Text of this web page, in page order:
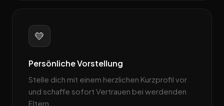
💛
Persönliche Vorstellung
Stelle dich mit einem herzlichen Kurzprofil vor
und schaffe sofort Vertrauen bei werdenden
Eltern.